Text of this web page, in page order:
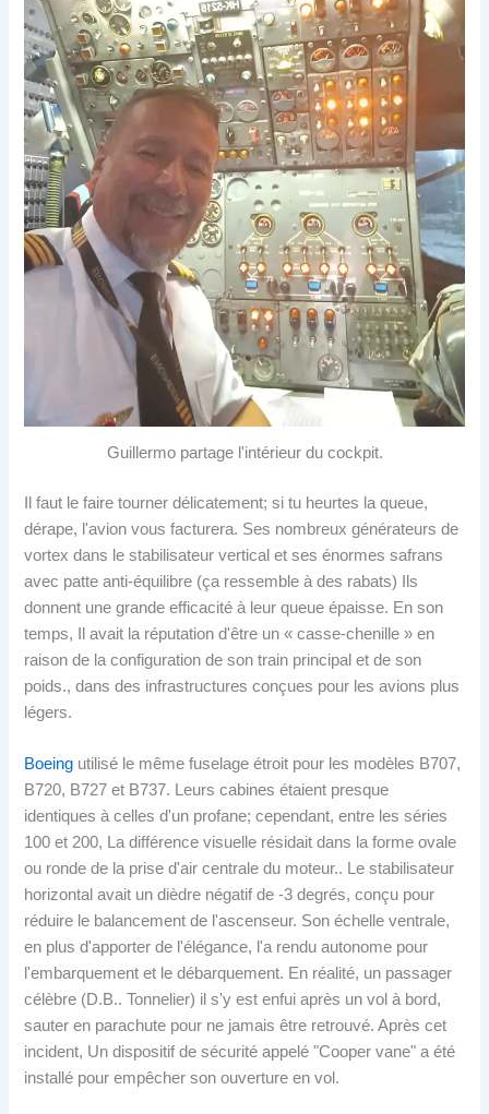
Guillermo partage l'intérieur du cockpit.
Il faut le faire tourner délicatement; si tu heurtes la queue,
dérape, l'avion vous facturera. Ses nombreux générateurs de
vortex dans le stabilisateur vertical et ses énormes safrans
avec patte anti-équilibre (ça ressemble à des rabats) Ils
donnent une grande efficacité à leur queue épaisse. En son
temps, Il avait la réputation d'être un « casse-chenille » en
raison de la configuration de son train principal et de son
poids., dans des infrastructures conçues pour les avions plus
légers.
Boeing utilisé le même fuselage étroit pour les modèles B707,
B720, B727 et B737. Leurs cabines étaient presque
identiques à celles d'un profane; cependant, entre les séries
100 et 200, La différence visuelle résidait dans la forme ovale
ou ronde de la prise d'air centrale du moteur.. Le stabilisateur
horizontal avait un dièdre négatif de -3 degrés, conçu pour
réduire le balancement de l'ascenseur. Son échelle ventrale,
en plus d'apporter de l'élégance, l'a rendu autonome pour
l'embarquement et le débarquement. En réalité, un passager
célèbre (D.B.. Tonnelier) il s'y est enfui après un vol à bord,
sauter en parachute pour ne jamais être retrouvé. Après cet
incident, Un dispositif de sécurité appelé "Cooper vane" a été
installé pour empêcher son ouverture en vol.